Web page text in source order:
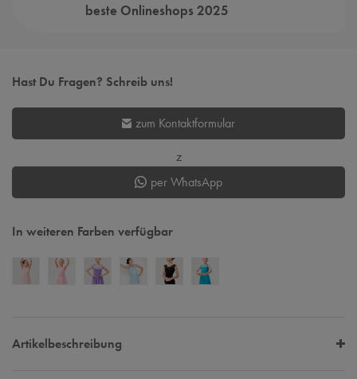
beste Onlineshops 2025
Hast Du Fragen? Schreib uns!
zum Kontaktformular
z
per WhatsApp
In weiteren Farben verfügbar
Artikelbeschreibung